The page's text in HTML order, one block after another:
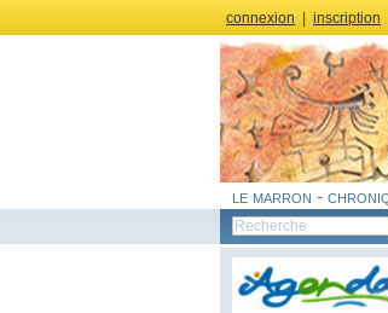
connexion inscription
le marron -